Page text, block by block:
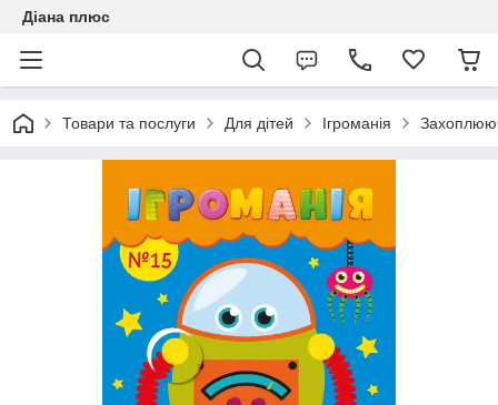
Діана плюс
Товари та послуги Для дітей Ігроманія